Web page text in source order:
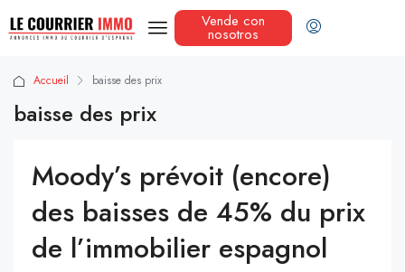
Vende con
nosotros
Accueil baisse des prix
baisse des prix
Moody’s prévoit (encore)
des baisses de 45% du prix
de l’immobilier espagnol